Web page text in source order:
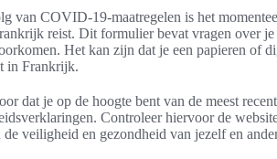
van COVID-19-maatregelen is het
reist. Dit formulier bevat vragen over
Het kan zijn dat je een papieren of
in Frankrijk.
dat je op de hoogte bent van de meest
Controleer hiervoor de
de veiligheid en gezondheid van jezelf en